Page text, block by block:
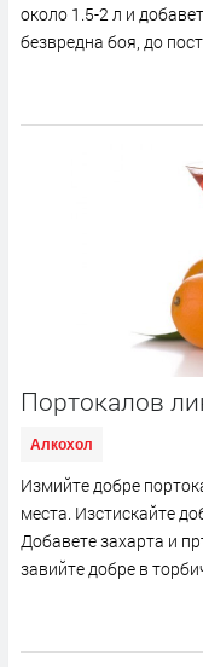
около 1.5-2 л и
безвредна боя, до
Портокалов
Алкохол
Измийте добре
места. Изстискайте
Добавете захарта и
завийте добре в